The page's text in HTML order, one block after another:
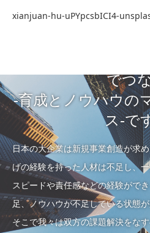
xianjuan-hu-uPYpcsbICI4-
でつ
-育成とノウハウの
ス-で
日本の大企業は新規事業創造が求
げの経験を持った人材は不足し、
スピードや責任感などの経験がで
足、ノウハウが不足している状態
そこで我々は双方の課題解決をな